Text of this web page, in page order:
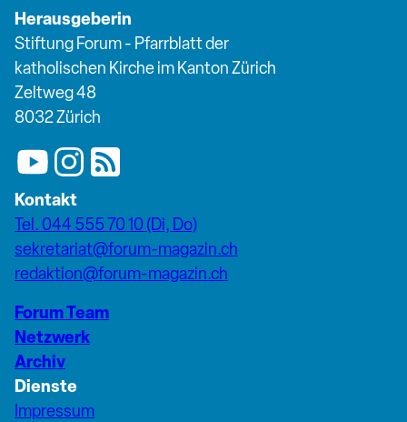
Herausgeberin
Stiftung Forum - Pfarrblatt der
katholischen Kirche im Kanton Zürich
Zeltweg 48
8032 Zürich
Kontakt
Tel. 044 555 70 10 (Di, Do)
sekretariat@forum-magazin.ch
redaktion@forum-magazin.ch
Forum Team
Netzwerk
Archiv
Dienste
Impressum